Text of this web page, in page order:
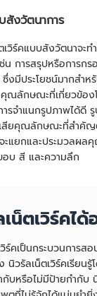
สังวัตนาการ
เวิร์คแบบสังวัตนาจะ
น การสรุปหรือการกร
งมีประโยชน์มากสำห
คุณลักษณะที่เกี่ยวข้อ
ารจำแนกรูปภาพได้ดี
สียคุณลักษณะที่สำคั
จะแยกและประมวลผ
อบ สี และความลึก
ตเวิร์คได้
ร์คเป็นกระบวนการสอ
วรัลเน็ตเวิร์คเรียน
บหรือไม่มีป้ายกำกับ